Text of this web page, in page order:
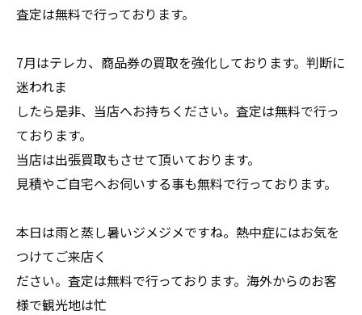
査定は無料で行っております。
7月はテレカ、商品券の買取を強化しております。判断に
迷われま
したら是非、当店へお持ちください。査定は無料で行っ
ております。
当店は出張買取もさせて頂いております。
見積やご自宅へお伺いする事も無料で行っております。
本日は雨と蒸し暑いジメジメですね。熱中症にはお気を
つけてご来店く
ださい。査定は無料で行っております。海外からのお客
様で観光地は忙